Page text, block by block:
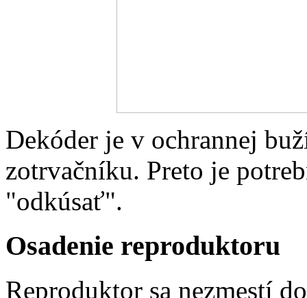
Dekóder je v ochrannej
zotrvačníku. Preto je
"odkúsať".
Osadenie reproduktoru
Reproduktor sa nezmestí